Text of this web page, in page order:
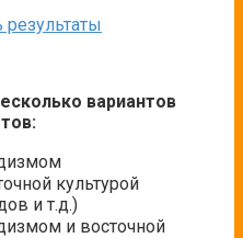
вариантов
культурой
и т.д.)
и восточной